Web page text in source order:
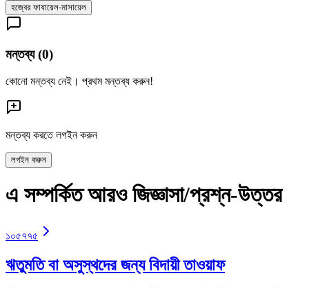
হজ্বের ফাযায়েল-মাসায়েল
মন্তব্য (0)
কোনো মন্তব্য নেই। প্রথম মন্তব্য করুন!
মন্তব্য করতে লগইন করুন
লগইন করুন
এ সম্পর্কিত আরও জিজ্ঞাসা/প্রশ্ন-উত্তর
১০৫৭৭৫
ঋতুমতি বা অসুস্থদের জন্য বিদায়ী তাওয়াফ